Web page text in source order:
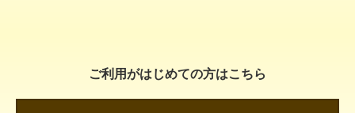
ご利用がはじめての方はこちら